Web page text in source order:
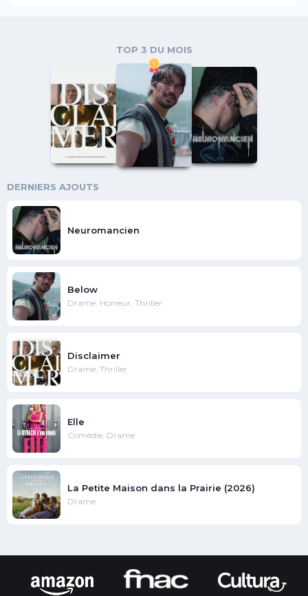
TOP 3 DU MOIS
DERNIERS AJOUTS
Neuromancien
Below
Drame, Horreur, Thriller
Disclaimer
Drame, Thriller
Elle
Comédie, Drame
La Petite Maison dans la Prairie (2026)
Drame